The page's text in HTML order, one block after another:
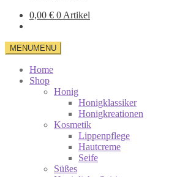
0,00 € 0 Artikel
MENUMENU
Home
Shop
Honig
Honigklassiker
Honigkreationen
Kosmetik
Lippenpflege
Hautcreme
Seife
Süßes